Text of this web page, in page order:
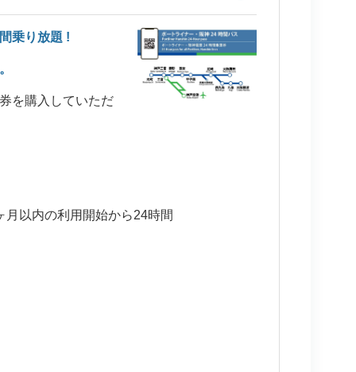
乗り放題 !
を購入していただ
以内の利用開始から24時間